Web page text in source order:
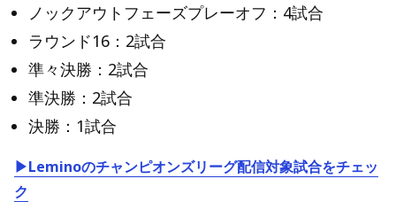
ノックアウトフェーズプレーオフ：4試合
ラウンド16：2試合
準々決勝：2試合
準決勝：2試合
決勝：1試合
▶Leminoのチャンピオンズリーグ配信対象試合をチェッ
ク